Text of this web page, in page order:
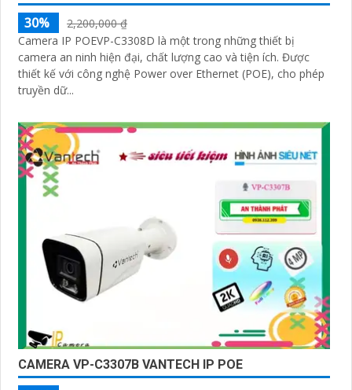
30%
2,200,000 ₫
Camera IP POEVP-C3308D là một trong những thiết bị
camera an ninh hiện đại, chất lượng cao và tiện ích. Được
thiết kế với công nghệ Power over Ethernet (POE), cho phép
truyền dữ...
CAMERA VP-C3307B VANTECH IP POE